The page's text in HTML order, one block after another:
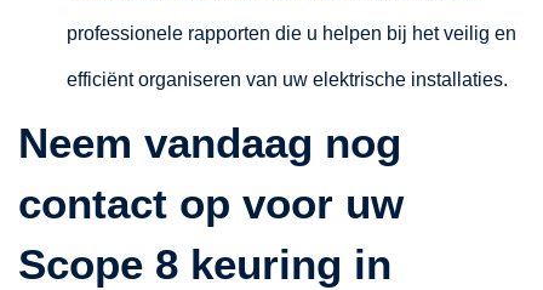
professionele rapporten die u helpen bij het veilig en
efficiënt organiseren van uw elektrische installaties.
Neem vandaag nog
contact op voor uw
Scope 8 keuring in